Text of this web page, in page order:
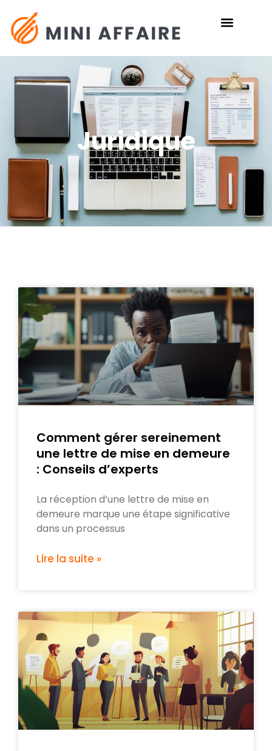
Juridique
Comment gérer sereinement
une lettre de mise en demeure
: Conseils d’experts
La réception d’une lettre de mise en
demeure marque une étape significative
dans un processus
Lire la suite »